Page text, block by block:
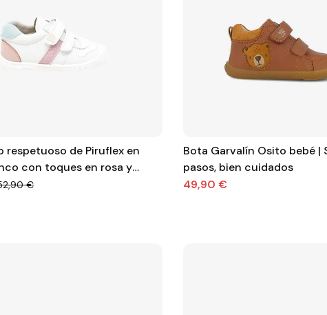
respetuoso de Piruflex en
con toques en rosa y
€
Bota Garvalín Osito bebé |
pasos, bien cuidados
49,90 €